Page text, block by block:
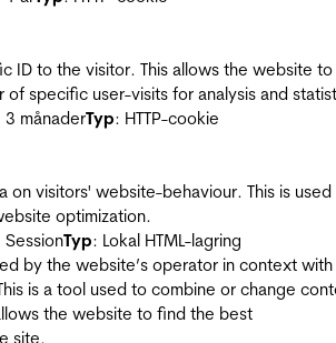
ID to the visitor. This allows the website to
of specific user-visits for analysis and
3 månaderTyp: HTTP-cookie
on visitors' website-behaviour. This is
optimization.
SessionTyp: Lokal HTML-lagring
by the website’s operator in context with
is a tool used to combine or change
the website to find the best
site.